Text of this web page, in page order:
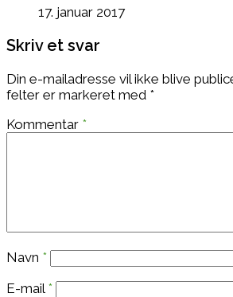
17. januar 2017
Skriv et svar
Din e-mailadresse vil ikke blive
felter er markeret med *
Kommentar *
Navn *
E-mail *